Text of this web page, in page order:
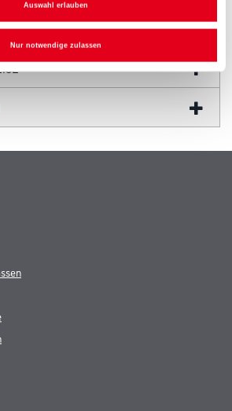
Auswahl erlauben
Nur notwendige zulassen